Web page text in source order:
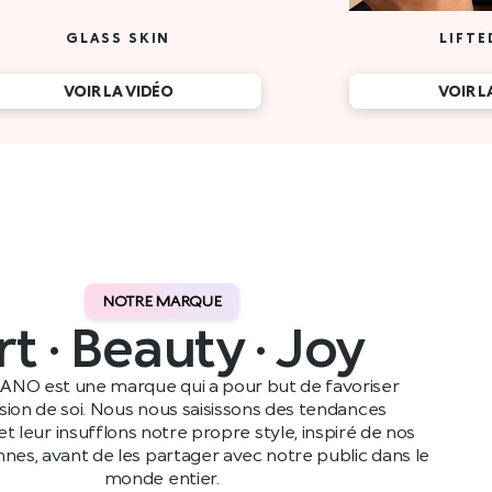
GLASS SKIN
VOIR LA VIDÉO VOIR
NOTRE MARQUE
· Beauty · Joy
est une marque qui a pour but de favoriser
de soi. Nous nous saisissons des tendances
leur insufflons notre propre style, inspiré de nos
avant de les partager avec notre public dans le
monde entier.